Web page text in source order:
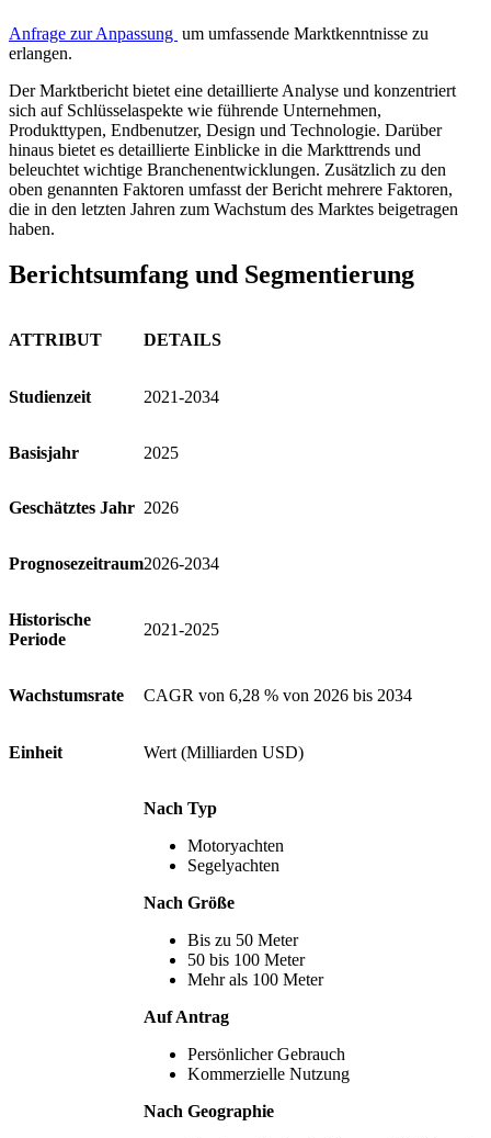
Anfrage zur Anpassung um umfassende Marktkenntnisse zu
erlangen.
Der Marktbericht bietet eine detaillierte Analyse und konzentriert
sich auf Schlüsselaspekte wie führende Unternehmen,
Produkttypen, Endbenutzer, Design und Technologie. Darüber
hinaus bietet es detaillierte Einblicke in die Markttrends und
beleuchtet wichtige Branchenentwicklungen. Zusätzlich zu den
oben genannten Faktoren umfasst der Bericht mehrere Faktoren,
die in den letzten Jahren zum Wachstum des Marktes beigetragen
haben.
Berichtsumfang und Segmentierung
ATTRIBUT DETAILS
Studienzeit 2021-2034
Basisjahr 2025
Geschätztes Jahr 2026
Prognosezeitraum2026-2034
Historische
Periode
2021-2025
Wachstumsrate CAGR von 6,28 % von 2026 bis 2034
Einheit Wert (Milliarden USD)
Nach Typ
Motoryachten
Segelyachten
Nach Größe
Bis zu 50 Meter
50 bis 100 Meter
Mehr als 100 Meter
Auf Antrag
Persönlicher Gebrauch
Kommerzielle Nutzung
Nach Geographie